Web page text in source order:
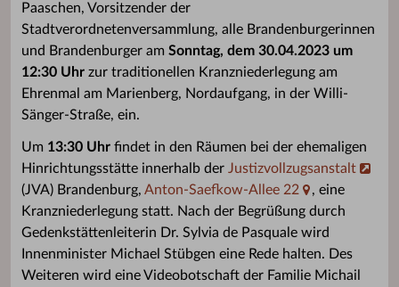
Paaschen, Vorsitzender der
Stadtverordnetenversammlung, alle Brandenburgerinnen
und Brandenburger am Sonntag, dem 30.04.2023 um
12:30 Uhr zur traditionellen Kranzniederlegung am
Ehrenmal am Marienberg, Nordaufgang, in der Willi-
Sänger-Straße, ein.
Um 13:30 Uhr findet in den Räumen bei der ehemaligen
Hinrichtungsstätte innerhalb der Justizvollzugsanstalt
(JVA) Brandenburg, Anton-Saefkow-Allee 22
, eine
Kranzniederlegung statt. Nach der Begrüßung durch
Gedenkstättenleiterin Dr. Sylvia de Pasquale wird
Innenminister Michael Stübgen eine Rede halten. Des
Weiteren wird eine Videobotschaft der Familie Michail